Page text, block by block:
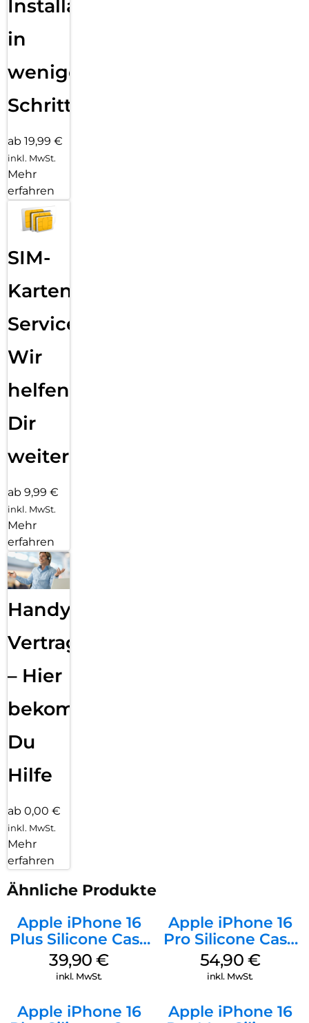
Installation
in
wenigen
Schritten
ab 19,99 €
inkl. MwSt.
Mehr
erfahren
SIM-
Karten
Service:
Wir
helfen
Dir
weiter
ab 9,99 €
inkl. MwSt.
Mehr
erfahren
Handy
Vertragsabwicklung
– Hier
bekommst
Du
Hilfe
ab 0,00 €
inkl. MwSt.
Mehr
erfahren
Ähnliche Produkte
Apple iPhone 16
Plus Silicone Case
MagSafe Plum
39,90€
inkl. MwSt.
Apple iPhone 16
Pro Silicone Case
MagSafe Black
54,90 €
inkl. MwSt.
Apple iPhone 16
Apple iPhone 16